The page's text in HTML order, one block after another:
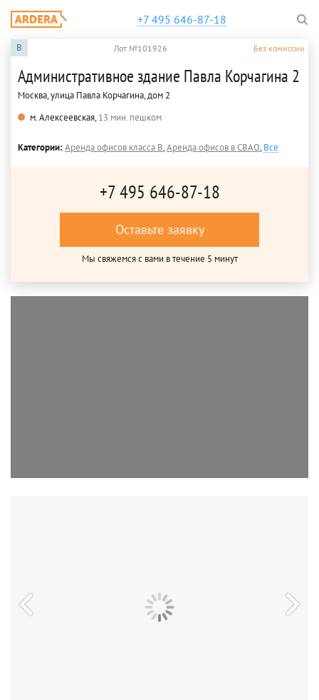
+7 495 646-87-18
B Лот №101926 Без комиссии
Административное здание Павла Корчагина 2
Москва, улица Павла Корчагина, дом 2
м. Алексеевская,13 мин. пешком
Категории:Аренда офисов класса B,Аренда офисов в СВАО,Все
+7 495 646-87-18
Оставьте заявку
Мы свяжемся с вами в течение 5 минут